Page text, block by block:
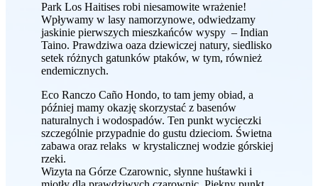
Park Los Haitises robi niesamowite wrażenie!
Wpływamy w lasy namorzynowe, odwiedzamy
jaskinie pierwszych mieszkańców wyspy – Indian
Taino. Prawdziwa oaza dziewiczej natury, siedlisko
setek różnych gatunków ptaków, w tym, również
endemicznych.
Eco Ranczo Caño Hondo, to tam jemy obiad, a
później mamy okazję skorzystać z basenów
naturalnych i wodospadów. Ten punkt wycieczki
szczególnie przypadnie do gustu dzieciom. Świetna
zabawa oraz relaks w krystalicznej wodzie górskiej
rzeki.
Wizyta na Górze Czarownic, słynne huśtawki i